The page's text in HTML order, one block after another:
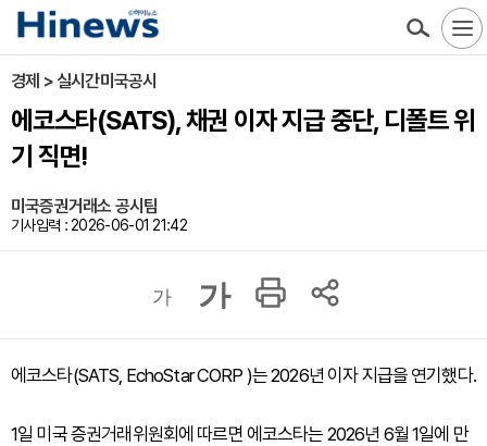
경제 > 실시간미국공시
에코스타(SATS), 채권 이자 지급 중단, 디폴트 위
기 직면!
미국증권거래소 공시팀
기사입력 : 2026-06-01 21:42
가 가
에코스타(SATS, EchoStar CORP )는 2026년 이자 지급을 연기했다.
1일 미국 증권거래위원회에 따르면 에코스타는 2026년 6월 1일에 만